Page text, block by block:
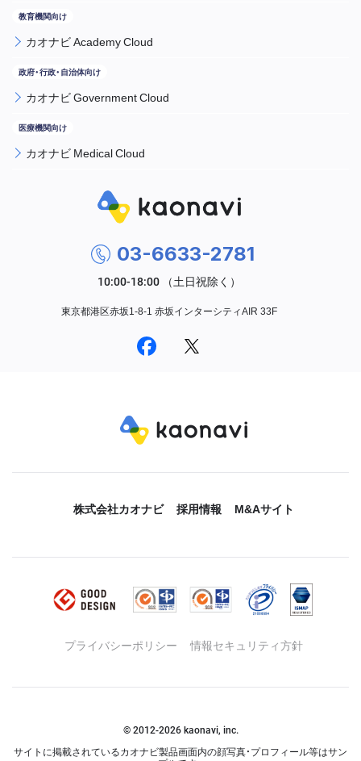
カオナビ Academy Cloud
カオナビ Government Cloud
カオナビ Medical Cloud
03-6633-2781
東京都港区赤坂1-8-1 赤坂インターシティAIR 33F
株式会社カオナビ 採用情報 M&Aサイト
プライバシーポリシー 情報セキュリティ方針
© 2012-2026kaonavi, inc.
サイトに掲載されているカオナビ製品画面内の顔写真・プロフィール等はサン